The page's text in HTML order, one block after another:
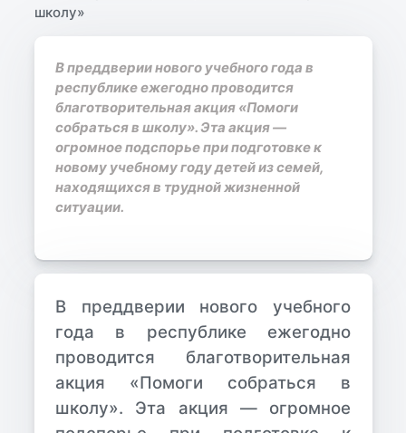
В преддверии нового учебного года в
республике ежегодно проводится
благотворительная акция «Помоги
собраться в школу». Эта акция —
огромное подспорье при подготовке к
новому учебному году детей из семей,
находящихся в трудной жизненной
ситуации.
В преддверии нового учебного
года в республике ежегодно
проводится благотворительная
акция «Помоги собраться в
школу». Эта акция — огромное